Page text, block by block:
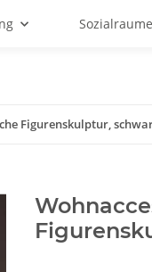
Figurenskulptur,